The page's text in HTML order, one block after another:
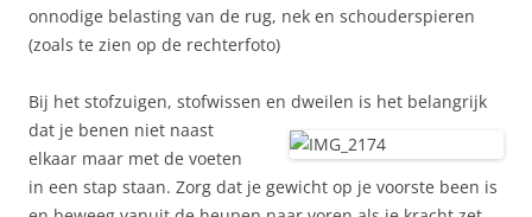
onnodige belasting van de rug, nek en schouderspieren
(zoals te zien op de rechterfoto)
Bij het stofzuigen, stofwissen en dweilen is het belangrijk
dat je benen niet naast
elkaar maar met de voeten
in een stap staan. Zorg dat je gewicht op je voorste been is